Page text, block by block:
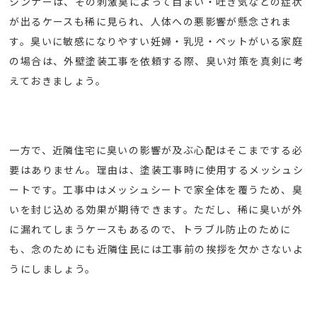
が出るケースも稀に見られ、人体への悪影響が懸念されま
す。臭いに敏感になりやすい妊婦・乳児・ペットがいる家庭
の場合は、外壁塗装工事を依頼する際、臭い対策を真剣に考
えておきましょう。
一方で、近隣住宅に臭いの影響が及ぶ心配はそこまでする必
要はありません。理由は、塗装工事時に使用するメッシュシ
ートです。工事中はメッシュシートで家全体を覆うため、臭
いを封じ込める効果が期待できます。ただし、稀に臭いが外
に漏れてしまうケースもあるので、トラブル防止のために
も、念のためにも近隣住民には工事前の挨拶を欠かさないよ
うにしましょう。